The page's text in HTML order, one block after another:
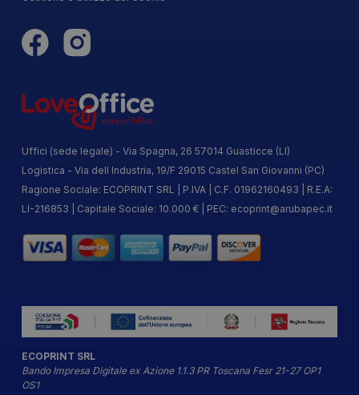
Uffici (sede legale) - Via Spagna, 26 57014 Guasticce (LI)
Logistica - Via dell Industria, 19/F 29015 Castel San Giovanni (PC)
Ragione Sociale: ECOPRINT SRL | P.IVA | C.F. 01962160493 | R.E.A:
LI-216853 | Capitale Sociale: 10.000 € | PEC: ecoprint@arubapec.it
ECOPRINT SRL
Bando Impresa Digitale ex Azione 1.1.3 PR Toscana Fesr 21-27 OP1
OS1